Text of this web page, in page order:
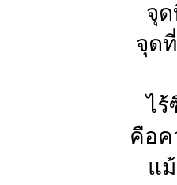
จุ
จุด
ไ
คือค
แ